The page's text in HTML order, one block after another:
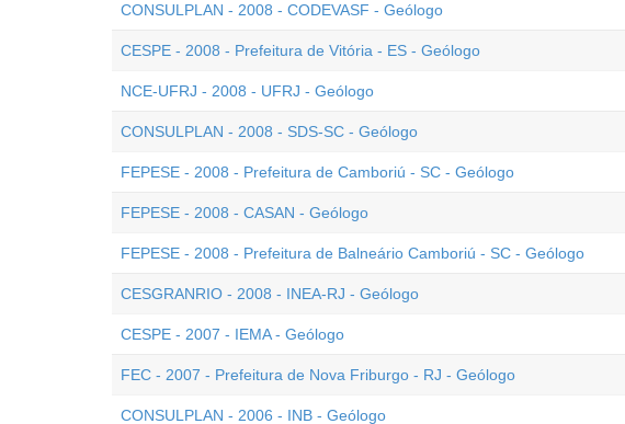
CONSULPLAN - 2008 - CODEVASF - Geólogo
CESPE - 2008 - Prefeitura de Vitória - ES - Geólogo
NCE-UFRJ - 2008 - UFRJ - Geólogo
CONSULPLAN - 2008 - SDS-SC - Geólogo
FEPESE - 2008 - Prefeitura de Camboriú - SC - Geólogo
FEPESE - 2008 - CASAN - Geólogo
FEPESE - 2008 - Prefeitura de Balneário Camboriú - SC - Geólogo
CESGRANRIO - 2008 - INEA-RJ - Geólogo
CESPE - 2007 - IEMA - Geólogo
FEC - 2007 - Prefeitura de Nova Friburgo - RJ - Geólogo
CONSULPLAN - 2006 - INB - Geólogo